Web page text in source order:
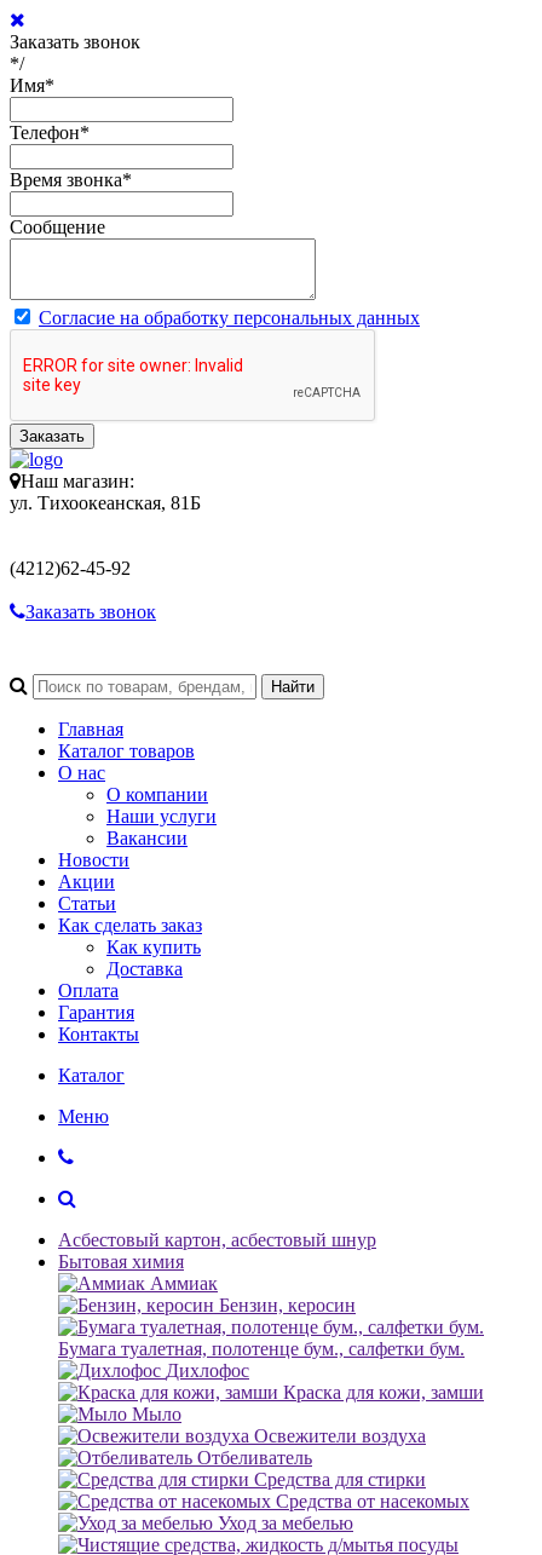
Заказать звонок
*/
Имя*
Телефон*
Время звонка*
Сообщение
Согласие на обработку персональных данных
Заказать
Наш магазин:
ул. Тихоокеанская, 81Б
(4212)62-45-92
Заказать звонок
Главная
Каталог товаров
О нас
О компании
Наши услуги
Вакансии
Новости
Акции
Статьи
Как сделать заказ
Как купить
Доставка
Оплата
Гарантия
Контакты
Каталог
Меню
Асбестовый картон, асбестовый шнур
Бытовая химия
Аммиак
Бензин, керосин
Бумага туалетная, полотенце бум., салфетки бум.
Дихлофос
Краска для кожи, замши
Мыло
Освежители воздуха
Отбеливатель
Средства для стирки
Средства от насекомых
Уход за мебелью